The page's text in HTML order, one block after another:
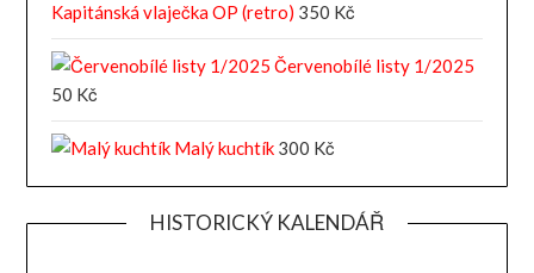
Kapitánská vlaječka OP (retro) 350 Kč
Červenobílé listy 1/2025
50 Kč
Malý kuchtík 300 Kč
HISTORICKÝ KALENDÁŘ